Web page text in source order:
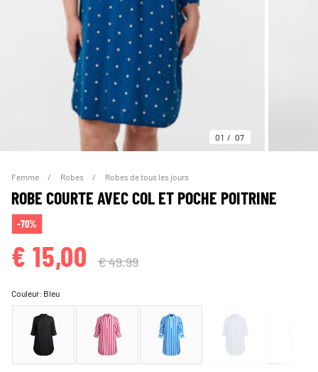
01 07
Femme Robes Robes de tous les jours
ROBE COURTE AVEC COL ET POCHE POITRINE
-70%
€ 15,00 € 49,99
Couleur: Bleu